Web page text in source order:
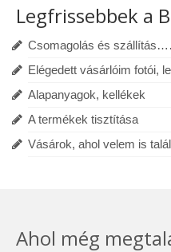
Legfrissebbek a
Csomagolás és
Elégedett vásárlóim fotói,
Alapanyagok, kellékek
A termékek tisztítása
Vásárok, ahol velem is
Ahol még